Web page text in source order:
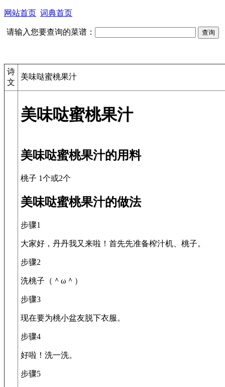
网站首页 词典首页
请输入您要查询的菜谱：
诗
文
美味哒蜜桃果汁
美味哒蜜桃果汁
美味哒蜜桃果汁的用料
桃子 1个或2个
美味哒蜜桃果汁的做法
步骤1
大家好，丹丹我又来啦！首先先准备榨汁机、桃子。
步骤2
洗桃子（＾ω＾）
步骤3
现在要为桃小盆友脱下衣服。
步骤4
好啦！洗一洗。
步骤5